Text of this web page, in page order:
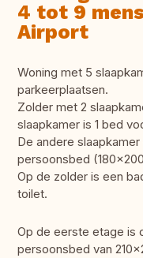
4 tot 9
Airport
Woning met 5
parkeerplaatsen.
Zolder met 2
slaapkamer is 1 bed
De andere
persoonsbed
Op de zolder is een
toilet.
Op de eerste etage is
persoonsbed van